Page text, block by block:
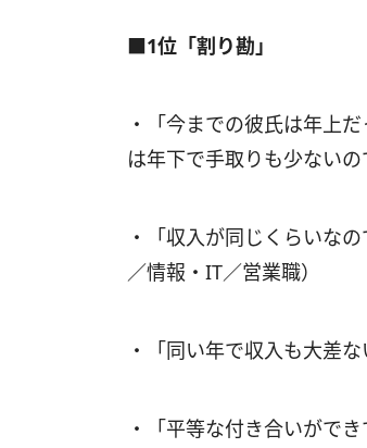
■1位「割り勘」
・「今までの彼氏は年上
は年下で手取りも少ない
・「収入が同じくらいな
／情報・IT／営業職）
・「同い年で収入も大差
・「平等な付き合いがで